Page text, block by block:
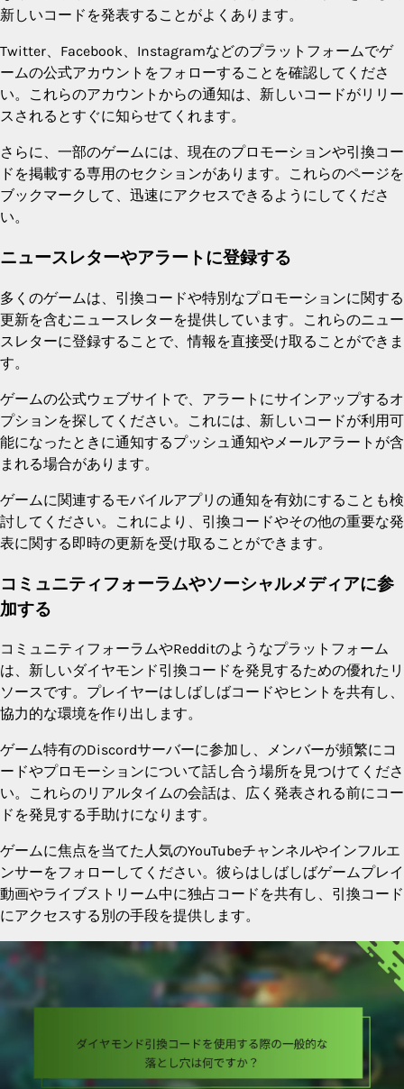
新しいコードを発表することがよくあります。
Twitter、Facebook、Instagramなどのプラットフォームでゲ
ームの公式アカウントをフォローすることを確認してくださ
い。これらのアカウントからの通知は、新しいコードがリリー
スされるとすぐに知らせてくれます。
さらに、一部のゲームには、現在のプロモーションや引換コー
ドを掲載する専用のセクションがあります。これらのページを
ブックマークして、迅速にアクセスできるようにしてくださ
い。
ニュースレターやアラートに登録する
多くのゲームは、引換コードや特別なプロモーションに関する
更新を含むニュースレターを提供しています。これらのニュー
スレターに登録することで、情報を直接受け取ることができま
す。
ゲームの公式ウェブサイトで、アラートにサインアップするオ
プションを探してください。これには、新しいコードが利用可
能になったときに通知するプッシュ通知やメールアラートが含
まれる場合があります。
ゲームに関連するモバイルアプリの通知を有効にすることも検
討してください。これにより、引換コードやその他の重要な発
表に関する即時の更新を受け取ることができます。
コミュニティフォーラムやソーシャルメディアに参
加する
コミュニティフォーラムやRedditのようなプラットフォーム
は、新しいダイヤモンド引換コードを発見するための優れたリ
ソースです。プレイヤーはしばしばコードやヒントを共有し、
協力的な環境を作り出します。
ゲーム特有のDiscordサーバーに参加し、メンバーが頻繁にコ
ードやプロモーションについて話し合う場所を見つけてくださ
い。これらのリアルタイムの会話は、広く発表される前にコー
ドを発見する手助けになります。
ゲームに焦点を当てた人気のYouTubeチャンネルやインフルエ
ンサーをフォローしてください。彼らはしばしばゲームプレイ
動画やライブストリーム中に独占コードを共有し、引換コード
にアクセスする別の手段を提供します。